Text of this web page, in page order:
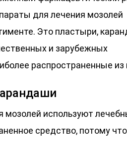
для лечения мозолей
Это пластыри,
и зарубежных
распространенные из
мозолей используют
средство, потому